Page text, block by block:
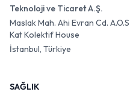
Teknoloji ve Ticaret A.Ş.
Maslak Mah. Ahi Evran Cd.
Kat Kolektif House
İstanbul, Türkiye
SAĞLIK